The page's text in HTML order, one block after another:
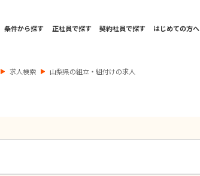
条件から探す 正社員で探す 契約社員で探す はじめての方へ
求人検索 山梨県の組立・組付けの求人